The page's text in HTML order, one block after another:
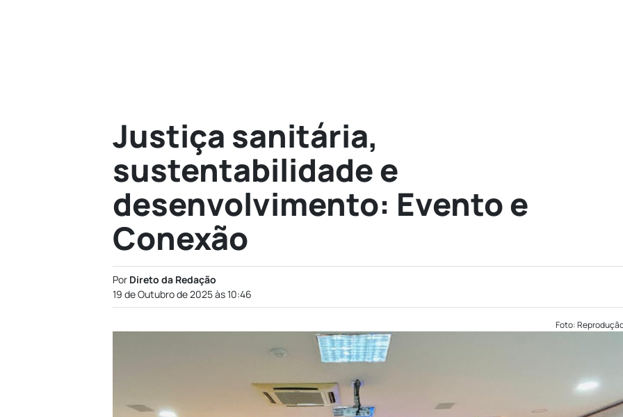
Justiça sanitária,
sustentabilidade e
desenvolvimento: Evento e
Conexão
Por Direto da Redação
19 de Outubro de 2025 às 10:46
Foto: